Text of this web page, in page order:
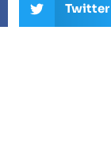
Twitter